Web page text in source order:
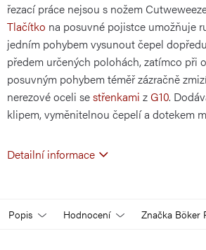
řezací práce nejsou s nožem
Tlačítko na posuvné pojistce umožňuje
jedním pohybem vysunout čepel
předem určených polohách, zatímco při
posuvným pohybem téměř zázračně
nerezové oceli sestřenkami zG10.
klipem, vyměnitelnou čepelí a dotekem
Detailní informace
Popis Hodnocení Značka Böker